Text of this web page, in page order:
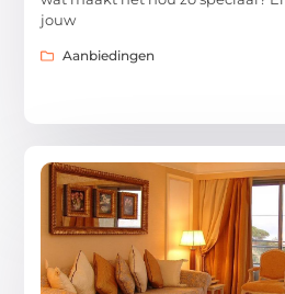
jouw
Aanbiedingen